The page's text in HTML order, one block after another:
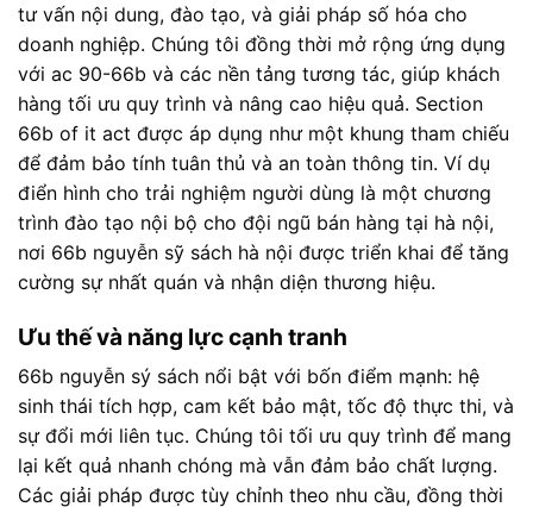
tư vấn nội dung, đào tạo, và giải pháp số hóa cho
doanh nghiệp. Chúng tôi đồng thời mở rộng ứng dụng
với ac 90-66b và các nền tảng tương tác, giúp khách
hàng tối ưu quy trình và nâng cao hiệu quả. Section
66b of it act được áp dụng như một khung tham chiếu
để đảm bảo tính tuân thủ và an toàn thông tin. Ví dụ
điển hình cho trải nghiệm người dùng là một chương
trình đào tạo nội bộ cho đội ngũ bán hàng tại hà nội,
nơi 66b nguyễn sỹ sách hà nội được triển khai để tăng
cường sự nhất quán và nhận diện thương hiệu.
Ưu thế và năng lực cạnh tranh
66b nguyễn sý sách nổi bật với bốn điểm mạnh: hệ
sinh thái tích hợp, cam kết bảo mật, tốc độ thực thi, và
sự đổi mới liên tục. Chúng tôi tối ưu quy trình để mang
lại kết quả nhanh chóng mà vẫn đảm bảo chất lượng.
Các giải pháp được tùy chỉnh theo nhu cầu, đồng thời